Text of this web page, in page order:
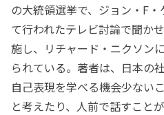
の大統領選挙で、ジョン・F
て行われたテレビ討論で聞か
施し、リチャード・ニクソン
られている。著者は、日本の
自己表現を学べる機会少ない
と考えたり、人前で話すこと